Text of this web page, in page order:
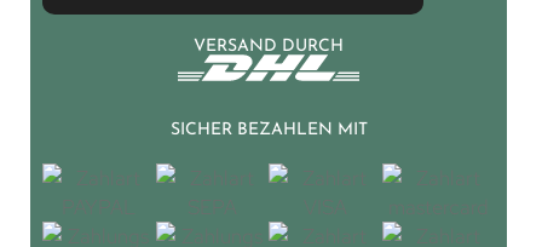
VERSAND DURCH
SICHER BEZAHLEN MIT